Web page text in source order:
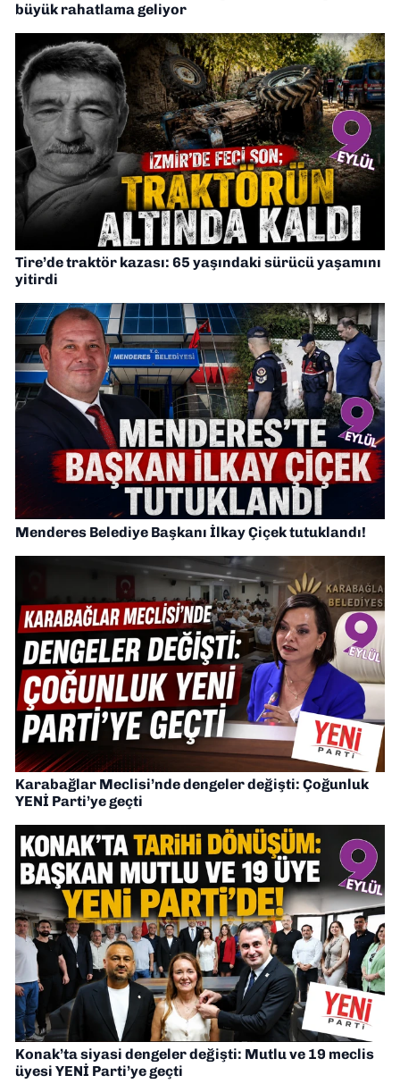
büyük rahatlama geliyor
Tire’de traktör kazası: 65 yaşındaki sürücü yaşamını
yitirdi
Menderes Belediye Başkanı İlkay Çiçek tutuklandı!
Karabağlar Meclisi’nde dengeler değişti: Çoğunluk
YENİ Parti’ye geçti
Konak’ta siyasi dengeler değişti: Mutlu ve 19 meclis
üyesi YENİ Parti’ye geçti